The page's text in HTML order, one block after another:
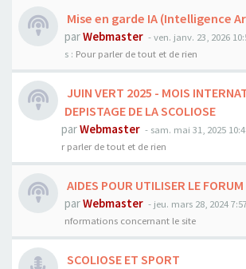
Mise en garde IA (Intelligence
parWebmaster - ven. janv. 23, 2026
s : Pour parler de tout et de rien
JUIN VERT 2025 - MOIS
DEPISTAGE DE LA SCOLIOSE
parWebmaster - sam. mai 31, 2025
r parler de tout et de rien
AIDES POUR UTILISER LE FORUM
parWebmaster - jeu. mars 28, 2024
nformations concernant le site
SCOLIOSE ET SPORT